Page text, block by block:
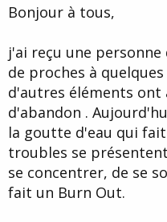
u
e
a
d
i
c
u
s
i
b
u
Bonjour à tous,
j'ai reçu une personne
de proches à
d'autres éléments
d'abandon .
la goutte d'eau qui
troubles se
se concentrer, de se
fait un Burn Out.